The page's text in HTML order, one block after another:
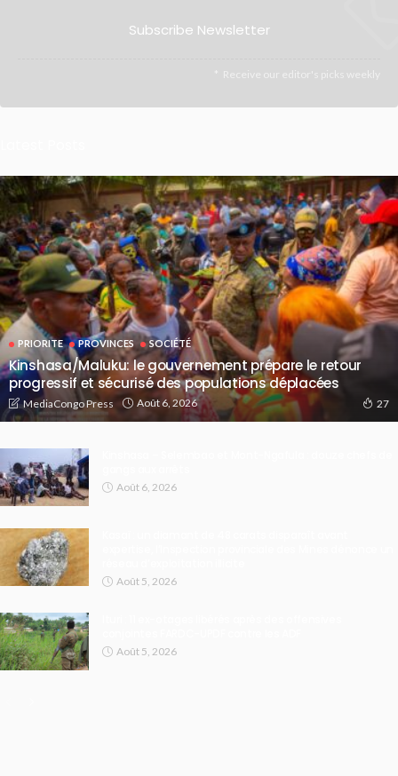
Subscribe Newsletter
Receive our editor's picks weekly
PRIORITE PROVINCES SOCIÉTÉ
Kinshasa/Maluku: le gouvernement prépare le retour
progressif et sécurisé des populations déplacées
MediaCongo Press Août 6, 2026 27
Août 6, 2026
Août 5, 2026
Août 5, 2026